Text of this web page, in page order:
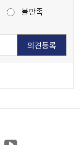
불만족